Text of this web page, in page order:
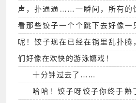
声，扑通通……一瞬间，所有的
看那些饺子一个个跳下去好像一
呢！饺子现在已经在锅里乱扑腾
们好像在欢快的游泳嬉戏！
十分钟过去了……
哈哈！饺子呀饺子你终于熟